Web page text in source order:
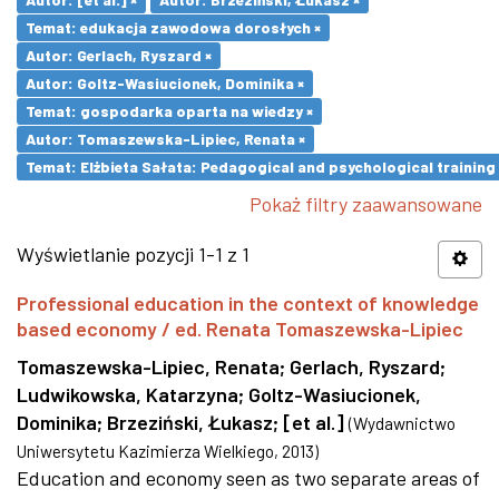
Temat: edukacja zawodowa dorosłych ×
Autor: Gerlach, Ryszard ×
Autor: Goltz-Wasiucionek, Dominika ×
Temat: gospodarka oparta na wiedzy ×
Autor: Tomaszewska-Lipiec, Renata ×
Temat: Elżbieta Sałata: Pedagogical and psychological
Pokaż filtry zaawansowane
Wyświetlanie pozycji 1-1 z 1
Professional education in the context of knowledge
based economy / ed. Renata Tomaszewska-Lipiec
Tomaszewska-Lipiec, Renata; Gerlach, Ryszard;
Ludwikowska, Katarzyna; Goltz-Wasiucionek,
Dominika; Brzeziński, Łukasz; [et al.] (Wydawnictwo
Uniwersytetu Kazimierza Wielkiego, 2013)
Education and economy seen as two separate areas of